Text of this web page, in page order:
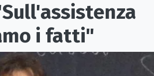
i fatti"